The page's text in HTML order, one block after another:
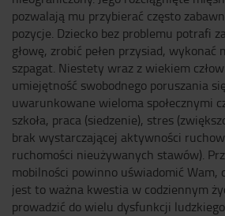
pozwalają mu przybierać często
pozycje. Dziecko bez problemu potrafi
głowę, zrobić pełen przysiad, wykonać
szpagat. Niestety wraz z wiekiem
umiejętność swobodnego poruszania
uwarunkowane wieloma społecznymi
szkoła, praca (siedzenie), stres
brak wystarczającej aktywności
ruchomości nieużywanych stawów).
mobilności powinno uświadomić Wam,
jest to ważna kwestia w codziennym
prowadzić do wielu dysfunkcji